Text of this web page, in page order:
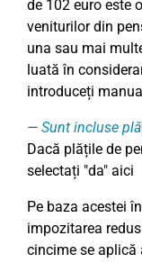
de 102 euro este
veniturilor din
una sau mai
luată în
introduceți
Sunt incluse
Dacă plățile de
selectați "da" aici
Pe baza acestei
impozitarea
cincime se aplică